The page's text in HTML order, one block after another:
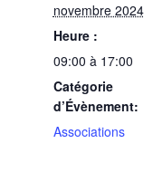
novembre 2024
Heure :
09:00 à 17:00
Catégorie
d’Évènement:
Associations